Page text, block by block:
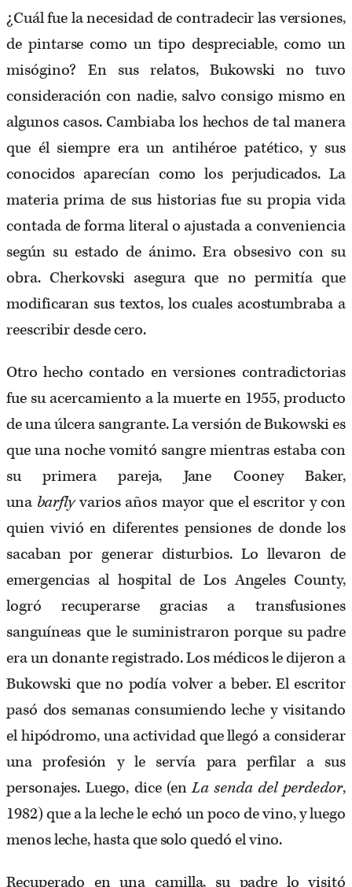
¿Cuál fue la necesidad de contradecir las versiones,
de pintarse como un tipo despreciable, como un
misógino? En sus relatos, Bukowski no tuvo
consideración con nadie, salvo consigo mismo en
algunos casos. Cambiaba los hechos de tal manera
que él siempre era un antihéroe patético, y sus
conocidos aparecían como los perjudicados. La
materia prima de sus historias fue su propia vida
contada de forma literal o ajustada a conveniencia
según su estado de ánimo. Era obsesivo con su
obra. Cherkovski asegura que no permitía que
modificaran sus textos, los cuales acostumbraba a
reescribir desde cero.
Otro hecho contado en versiones contradictorias
fue su acercamiento a la muerte en 1955, producto
de una úlcera sangrante. La versión de Bukowski es
que una noche vomitó sangre mientras estaba con
su primera pareja, Jane Cooney Baker,
una barflyvarios años mayor que el escritor y con
quien vivió en diferentes pensiones de donde los
sacaban por generar disturbios. Lo llevaron de
emergencias al hospital de Los Angeles County,
logró recuperarse gracias a transfusiones
sanguíneas que le suministraron porque su padre
era un donante registrado. Los médicos le dijeron a
Bukowski que no podía volver a beber. El escritor
pasó dos semanas consumiendo leche y visitando
el hipódromo, una actividad que llegó a considerar
una profesión y le servía para perfilar a sus
personajes. Luego, dice (enLa senda del perdedor,
1982) que a la leche le echó un poco de vino, y luego
menos leche, hasta que solo quedó el vino.
Recuperado en una camilla, su padre lo visitó